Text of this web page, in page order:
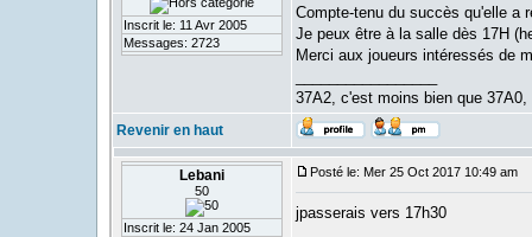
Inscrit le: 11 Avr 2005
Messages: 2723
Compte-tenu du succès qu'elle a
Je peux être à la salle dès 17H
Merci aux joueurs intéressés de
37A2, c'est moins bien que
Revenir en haut
Lebani
50
Inscrit le: 24 Jan 2005
Posté le: Mer 25 Oct 2017 10:49 am
jpasserais vers 17h30